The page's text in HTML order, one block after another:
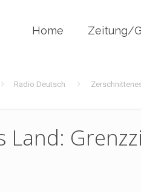
Home Zeitung/
Radio Deutsch
Land: